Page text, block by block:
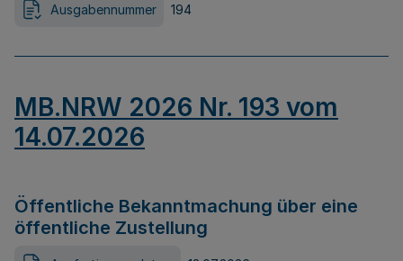
Ausgabennummer 194
MB.NRW 2026 Nr. 193 vom
14.07.2026
Öffentliche Bekanntmachung über eine
öffentliche Zustellung